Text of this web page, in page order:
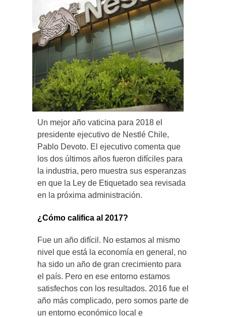
Un mejor año vaticina para 2018 el
presidente ejecutivo de Nestlé Chile,
Pablo Devoto. El ejecutivo comenta que
los dos últimos años fueron difíciles para
la industria, pero muestra sus esperanzas
en que la Ley de Etiquetado sea revisada
en la próxima administración.
¿Cómo califica al 2017?
Fue un año difícil. No estamos al mismo
nivel que está la economía en general, no
ha sido un año de gran crecimiento para
el país. Pero en ese entorno estamos
satisfechos con los resultados. 2016 fue el
año más complicado, pero somos parte de
un entorno económico local e